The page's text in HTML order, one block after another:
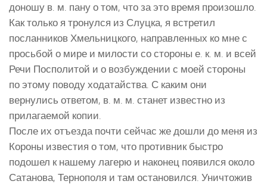
доношу в. м. пану о том, что за это время произошло.
Как только я тронулся из Слуцка, я встретил
посланников Хмельницкого, направленных ко мне с
просьбой о мире и милости со стороны е. к. м. и всей
Речи Посполитой и о возбуждении с моей стороны
по этому поводу ходатайства. С каким они
вернулись ответом, в. м. м. станет известно из
прилагаемой копии.
После их отъезда почти сейчас же дошли до меня из
Короны известия о том, что противник быстро
подошел к нашему лагерю и наконец появился около
Сатанова, Тернополя и там остановился. Уничтожив